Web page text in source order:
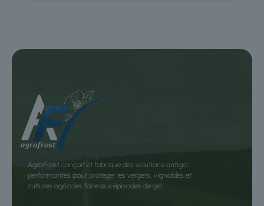
AgroFrost conçoit et fabrique des solutions antigel
performantes pour protéger les vergers, vignobles et
cultures agricoles face aux épisodes de gel.